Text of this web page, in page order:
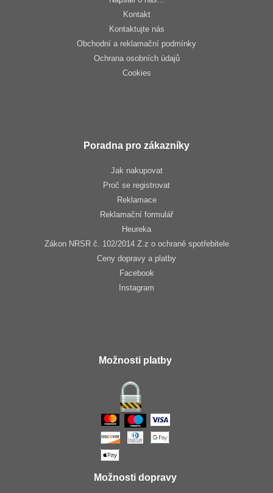
Kontakt
Kontaktujte nás
Obchodní a reklamační podmínky
Ochrana osobních údajů
Cookies
Poradna pro zákazníky
Jak nakupovat
Proč se registrovat
Reklamace
Reklamační formulář
Heureka
Zákon NRSR č. 102/2014 Z.z o ochraně spotřebitele
Ceny dopravy a platby
Facebook
Instagram
Možnosti platby
Možnosti dopravy